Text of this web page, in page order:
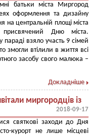
батьки міста Миргород
оформлення та дизайну
на центральній площі міста
присвячений Дню міста.
взяло участь 9 сімей
змогли втілили в життя всі
засобу свого малюка –
Докладніше
миргородців із
2018-09-17
святкові заходи до Дня
курорт не лише місцеві